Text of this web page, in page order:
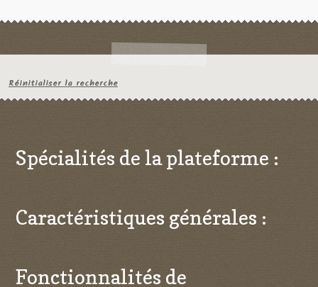
Réinitialiser la recherche
Spécialités de la plateforme :
Caractéristiques générales :
Fonctionnalités de